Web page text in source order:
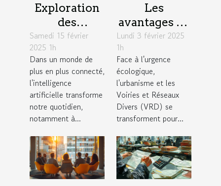
Exploration
des
avantages
des chatbots
basés sur
l'intelligence
artificielle
Samedi 15 février
2025 1h
Dans un monde de
plus en plus connecté,
l'intelligence
artificielle transforme
notre quotidien,
notamment à...
Les
avantages de
l'intégration
technologies
durables en
urbanisme et
VRD
Lundi 3 février 2025
1h
Face à l'urgence
écologique,
l'urbanisme et les
Voiries et Réseaux
Divers (VRD) se
transforment pour...